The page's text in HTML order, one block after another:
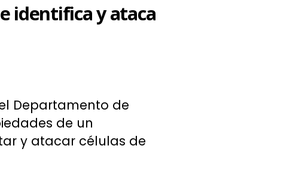
identifica y ataca
Departamento de
de un
y atacar células de